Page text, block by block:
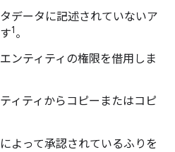
データに記述されていないア
1。
ンティティの権限を借用しま
ィティからコピーまたはコピ
よって承認されているふりを